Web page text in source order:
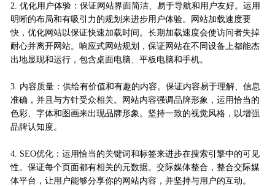
2. 优化用户体验：保证网站界面简洁、易于导航和用户友好。运用
明晰的布局和有吸引力的规划来进步用户体验。网站加载速度要
快，优化网站以保证快速加载时间。长期加载速度会使访问者失掉
耐心并离开网站。响应式网站规划，保证网站在不同设备上都能杰
出地显现和运行，包含桌面电脑、平板电脑和手机。
3. 内容质量：供给有价值和有趣的内容。保证内容易于理解、信息
准确，并且与方针受众相关。网站内容强调品牌形象，运用恰当的
色彩、字体和图画来出现品牌形象。坚持一致的视觉风格，以增强
品牌认知度。
4. SEO优化：运用恰当的关键词和标签来进步在搜索引擎中的可见
性。保证每个页面都有相关的元数据。交际媒体整合，整合交际媒
体平台，让用户能够分享你的网站内容，并坚持与用户的互动。